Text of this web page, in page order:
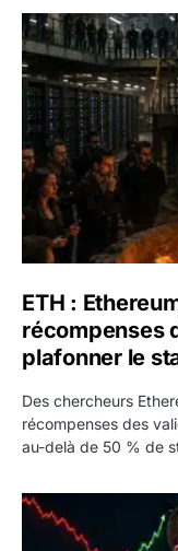
ETH : Ethereum
ETH :
récompenses
plafonner le
Des chercheurs
récompenses des
au-delà de 50 % de
SPCX : SpaceX